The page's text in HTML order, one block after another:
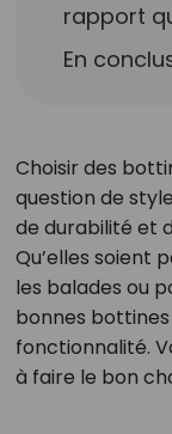
rapport
En
Choisir des
question de
de durabilité et
Qu’elles soient
les balades ou
bonnes
fonctionnalité.
à faire le bon